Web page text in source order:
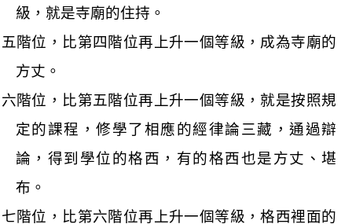
級，就是寺廟的住持。
階位，比第四階位再上升一個等級，成為寺廟的
方丈。
階位，比第五階位再上升一個等級，就是按照規
定的課程，修學了相應的經律論三藏，通過辯
論，得到學位的格西，有的格西也是方丈、堪
布。
階位，比第六階位再上升一個等級，格西裡面的